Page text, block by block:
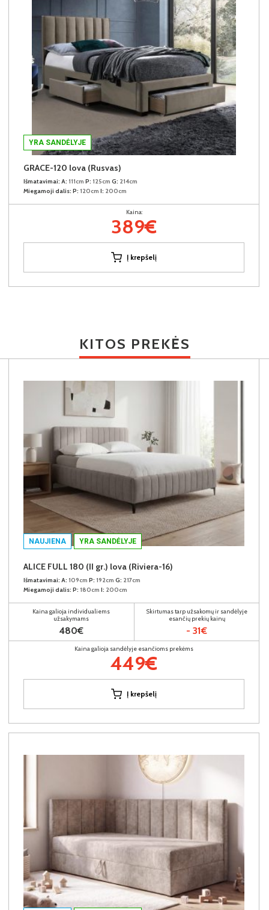
YRA SANDĖLYJE
GRACE-120 lova (Rusvas)
Išmatavimai: A: 111cm P: 125cm G: 214cm
Miegamoji dalis: P: 120cm I: 200cm
Kaina:
389€
Į krepšelį
KITOS PREKĖS
NAUJIENA YRA SANDĖLYJE
ALICE FULL 180 (II gr.) lova (Riviera-16)
Išmatavimai: A: 109cm P: 192cm G: 217cm
Miegamoji dalis: P: 180cm I: 200cm
Kaina galioja individualiems
užsakymams
480€
Skirtumas tarp užsakomų ir sandėlyje
esančių prekių kainų
- 31€
Kaina galioja sandėlyje esančioms prekėms
449€
Į krepšelį